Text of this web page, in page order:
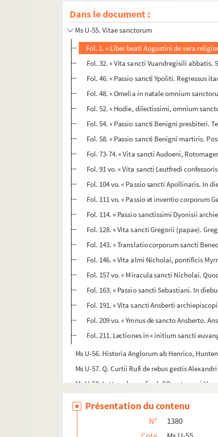
Dans le document :
Ms U-54. Armorial de Venise
Ms U-55. Vitae sanctorum
Fol. 1. « Liber beati Augustini de vera
Fol. 32. « Vita sancti Vuandregisili
Fol. 46. « Passio sancti Ypoliti. Regressus
Fol. 48. « Omelia in natale omnium
Fol. 52. « Hodie, dilectissimi, omnium
Fol. 54. « Passio sancti Benigni presbiteri.
Fol. 58. « Passio sancti Benigni martiris.
Fol. 73-74. « Vita sancti Audoeni,
Fol. 91 vo. « Vita sancti Leutfredi
Fol. 104 vo. « Passio sancti Apollinaris. In
Fol. 111 vo. « Passio et inventio corporum
Fol. 114. « Passio sanctissimi Dyonisii
Fol. 128. « Vita sancti Gregorii (papae).
Fol. 143. « Translatio corporum sancti
Fol. 146. « Vita almi Nicholai, pontificis
Fol. 157 vo. « Miracula sancti Nicholai.
Fol. 163. « Passio sancti Sebastiani. In
Fol. 191. « Vita sancti Ansberti
Fol. 209 vo. « Ymnus de sancto Ansberto.
Fol. 211. Lectiones in « initium sancti
Ms U-56. Historia Anglorum ab Henrico,
Ms U-57. Q. Curtii Rufi de rebus gestis
Ms U-58. Lettres du cardinal d'Ossat au roi
Ms U-60. Flavii Josephi de bello Judaico libri VII
Présentation du contenu
N°
1380